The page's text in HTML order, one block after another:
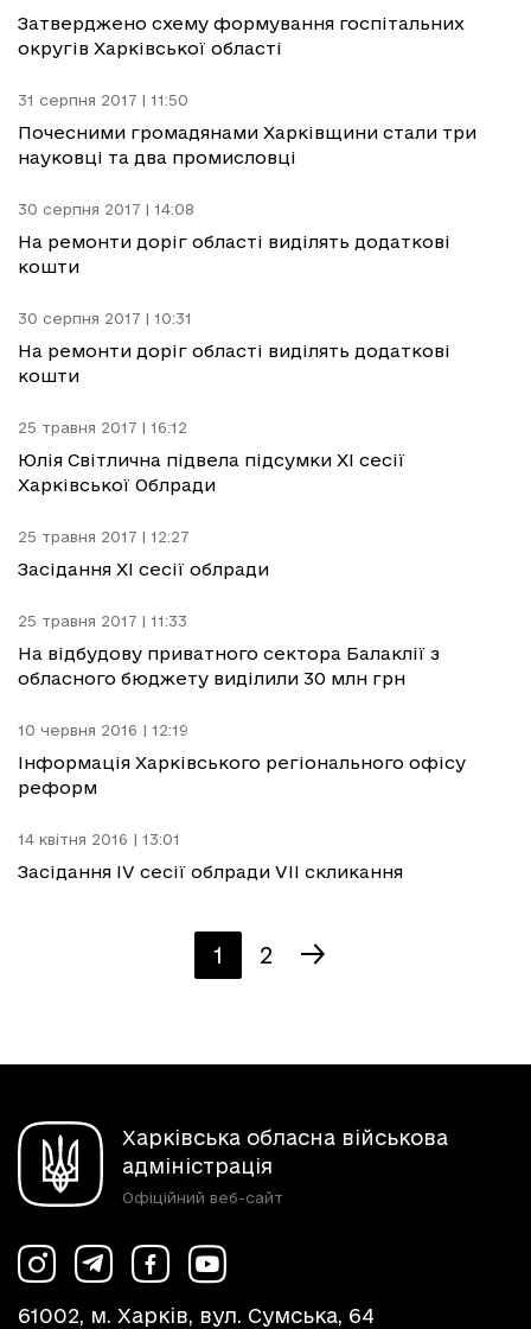
Затверджено схему формування госпітальних
округів Харківської області
31 серпня 2017 | 11:50
Почесними громадянами Харківщини стали три
науковці та два промисловці
30 серпня 2017 | 14:08
На ремонти доріг області виділять додаткові
кошти
30 серпня 2017 | 10:31
На ремонти доріг області виділять додаткові
кошти
25 травня 2017 | 16:12
Юлія Світлична підвела підсумки XI сесії
Харківської Облради
25 травня 2017 | 12:27
Засідання ХІ сесії облради
25 травня 2017 | 11:33
На відбудову приватного сектора Балаклії з
обласного бюджету виділили 30 млн грн
10 червня 2016 | 12:19
Інформація Харківського регіонального офісу
реформ
14 квітня 2016 | 13:01
Засідання IV сесії облради VII скликання
1 2
Харківська обласна військова
адміністрація
Офіційний веб-сайт
61002, м. Харків, вул. Сумська, 64